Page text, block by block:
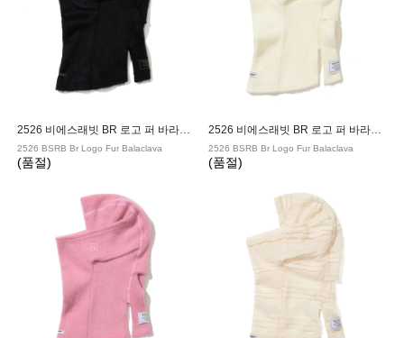
2526 비에스래빗 BR 로고 퍼 바라클라바 BLACK
2526 BSRB Br Logo Fur Balaclava
(품절)
2526 비에스래빗 BR 로고 퍼 바라클라바 WHITE
2526 BSRB Br Logo Fur Balaclava
(품절)